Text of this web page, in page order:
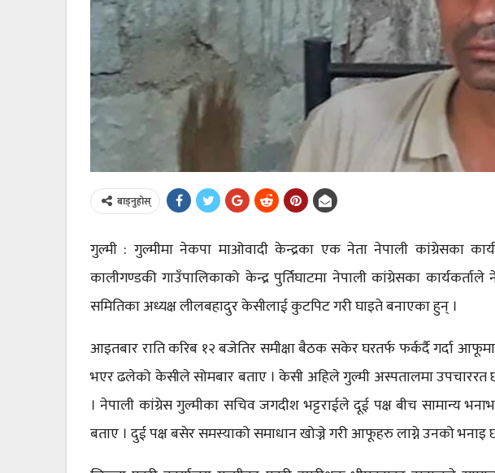
बाड्नुहोस्
गुल्मी : गुल्मीमा नेकपा माओवादी केन्द्रका एक नेता नेपाली कांग्रेसका
कालीगण्डकी गाउँपालिकाको केन्द्र पुर्तिघाटमा नेपाली कांग्रेसका
समितिका अध्यक्ष लीलबहादुर केसीलाई कुटपिट गरी घाइते बनाएका हुन् ।
आइतबार राति करिब १२ बजेतिर समीक्षा बैठक सकेर घरतर्फ फर्कर्दै गर्दा
भएर ढलेको केसीले सोमबार बताए । केसी अहिले गुल्मी अस्पतालमा
। नेपाली कांग्रेस गुल्मीका सचिव जगदीश भट्टराईले दूई पक्ष बीच सामान्य
बताए । दुई पक्ष बसेर समस्याको समाधान खोज्ने गरी आफूहरु लाग्ने उनको भनाइ